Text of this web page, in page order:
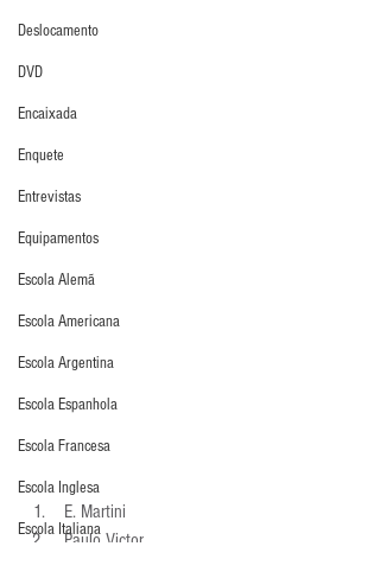
Deslocamento
DVD
Encaixada
Enquete
Entrevistas
Equipamentos
Escola Alemã
Escola Americana
Escola Argentina
Escola Espanhola
Escola Francesa
Escola Inglesa
Escola Italiana
E. Martini
Paulo Victor